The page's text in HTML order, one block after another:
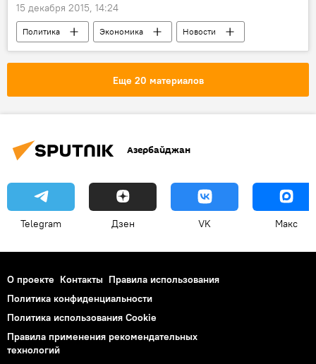
15 декабря 2015, 14:24
Политика Экономика
Новости
Новости мира
Россия
Еще 20 материалов
Азербайджан
Telegram Дзен VK Макс
О проекте Контакты Правила использования
Политика конфиденциальности
Политика использования Cookie
Правила применения рекомендательных
технологий